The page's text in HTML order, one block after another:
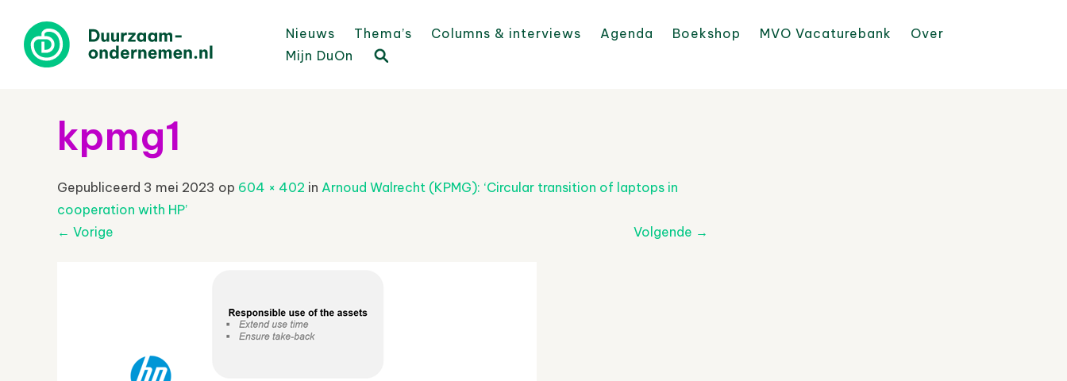
Nieuws Thema’s Columns & interviews Agenda Boekshop MVO Vacaturebank
Over
Mijn DuOn
kpmg1
Gepubliceerd 3 mei 2023 op 604 × 402 in Arnoud Walrecht (KPMG): ‘Circular transition of laptops in
cooperation with HP’
← Vorige Volgende →